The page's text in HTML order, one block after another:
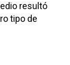
resultó
tipo de